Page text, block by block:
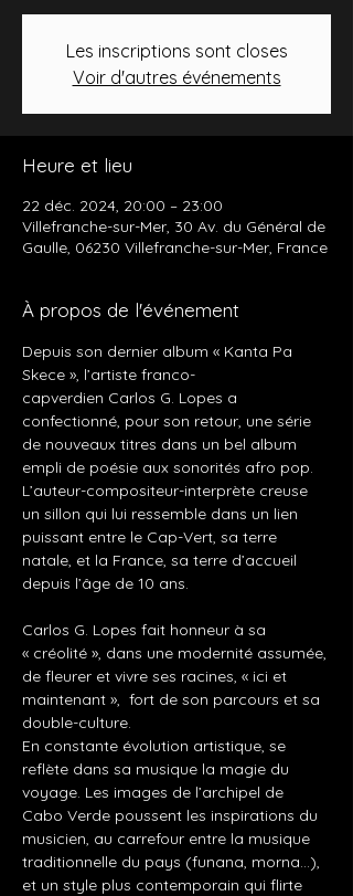
Les inscriptions sont closes
Voir d'autres événements
Heure et lieu
22 déc. 2024, 20:00 – 23:00
Villefranche-sur-Mer, 30 Av. du Général de
Gaulle, 06230 Villefranche-sur-Mer, France
À propos de l'événement
Depuis son dernier album « Kanta Pa
Skece », l’artiste franco-
capverdien Carlos G. Lopes a
confectionné, pour son retour, une série
de nouveaux titres dans un bel album
empli de poésie aux sonorités afro pop.
L’auteur-compositeur-interprète creuse
un sillon qui lui ressemble dans un lien
puissant entre le Cap-Vert, sa terre
natale, et la France, sa terre d’accueil
depuis l’âge de 10 ans.
Carlos G. Lopes fait honneur à sa
« créolité », dans une modernité assumée,
de fleurer et vivre ses racines, « ici et
maintenant »,  fort de son parcours et sa
double-culture.
En constante évolution artistique, se
reflète dans sa musique la magie du
voyage. Les images de l’archipel de
Cabo Verde poussent les inspirations du
musicien, au carrefour entre la musique
traditionnelle du pays (funana, morna…),
et un style plus contemporain qui flirte